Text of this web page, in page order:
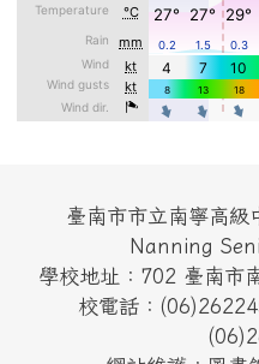
頁尾區域內容
臺南市市立南寧高
Nanning
學校地址：702 臺南市
校電話：